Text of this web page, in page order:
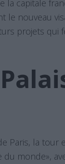
la capitale
nouveau
projets qui
Paris, la tour
monde»,